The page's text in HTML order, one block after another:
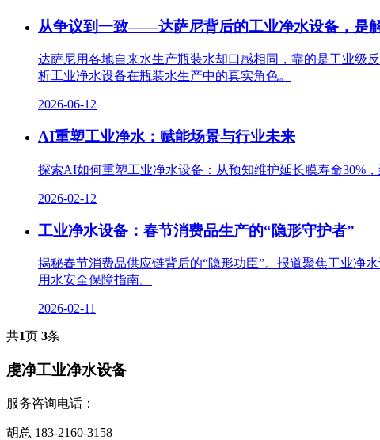
从争议到一致——达萨尼背后的工业净水设备，是
达萨尼用各地自来水生产瓶装水却口感相同，靠的是工业级
析工业净水设备在瓶装水生产中的真实角色。
2026-06-12
AI重塑工业净水：赋能场景与行业未来
探索AI如何重塑工业净水设备：从预知维护延长膜寿命30%
2026-02-12
工业净水设备：春节消费品生产的“隐形守护者”
揭秘春节消费品供应链背后的“隐形功臣”。报道聚焦工业净
用水安全保障指南。
2026-02-11
共1页 3条
虔净工业净水设备
服务咨询电话：
胡总 183-2160-3158